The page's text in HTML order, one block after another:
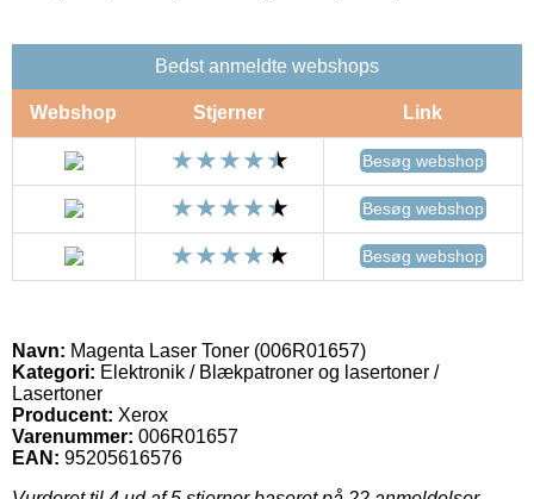
Bedst anmeldte webshops
Webshop Stjerner Link
Besøg webshop
Besøg webshop
Besøg webshop
Navn: Magenta Laser Toner (006R01657)
Kategori: Elektronik / Blækpatroner og lasertoner /
Lasertoner
Producent: Xerox
Varenummer: 006R01657
EAN: 95205616576